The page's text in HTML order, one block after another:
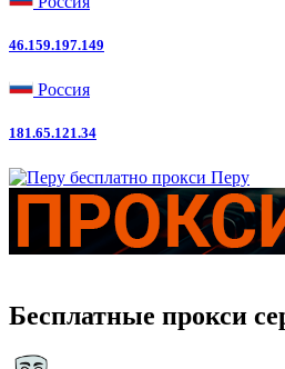
46.159.197.149
Россия
181.65.121.34
Перу
Бесплатные прокси